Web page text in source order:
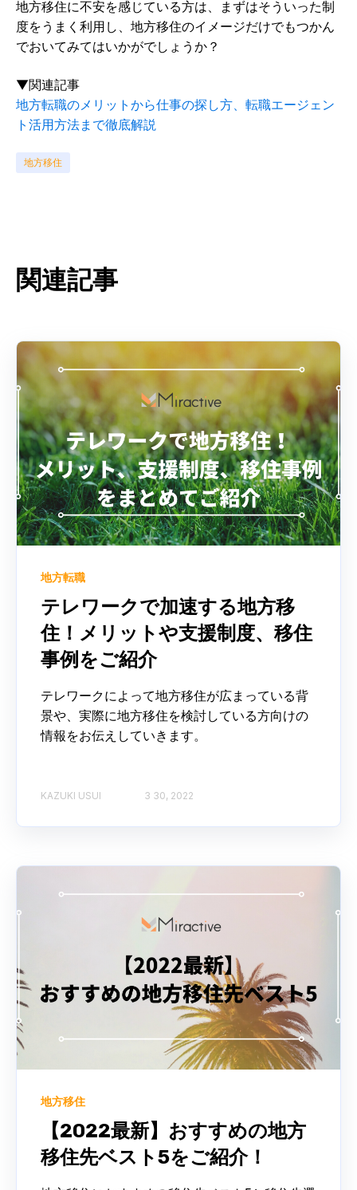
地方移住に不安を感じている方は、まずはそういった制
度をうまく利用し、地方移住のイメージだけでもつかん
でおいてみてはいかがでしょうか？
▼関連記事
地方転職のメリットから仕事の探し方、転職エージェン
ト活用方法まで徹底解説
地方移住
関連記事
地方転職
テレワークで加速する地方移
住！メリットや支援制度、移住
事例をご紹介
テレワークによって地方移住が広まっている背
景や、実際に地方移住を検討している方向けの
情報をお伝えしていきます。
KAZUKI USUI 3 30, 2022
地方移住
【2022最新】おすすめの地方
移住先ベスト5をご紹介！